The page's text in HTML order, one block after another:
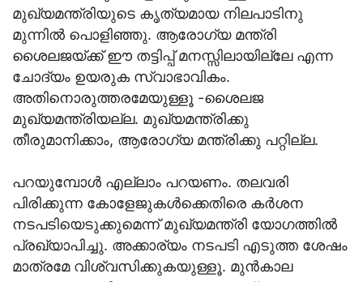
മുഖ്യമന്ത്രിയുടെ കൃത്യമായ നിലപാടിനു
മുന്നില്‍ പൊളിഞ്ഞു. ആരോഗ്യ മന്ത്രി
ശൈലജയ്ക്ക് ഈ തട്ടിപ്പ് മനസ്സിലായില്ലേ എന്ന
ചോദ്യം ഉയരുക സ്വാഭാവികം.
അതിനൊരുത്തരമേയുള്ളൂ -ശൈലജ
മുഖ്യമന്ത്രിയല്ല. മുഖ്യമന്ത്രിക്കു
തീരുമാനിക്കാം, ആരോഗ്യ മന്ത്രിക്കു പറ്റില്ല.
പറയുമ്പോള്‍ എല്ലാം പറയണം. തലവരി
പിരിക്കുന്ന കോളേജുകള്‍ക്കെതിരെ കര്‍ശന
നടപടിയെടുക്കുമെന്ന് മുഖ്യമന്ത്രി യോഗത്തില്‍
പ്രഖ്യാപിച്ചു. അക്കാര്യം നടപടി എടുത്ത ശേഷം
മാത്രമേ വിശ്വസിക്കുകയുള്ളൂ. മുന്‍കാല